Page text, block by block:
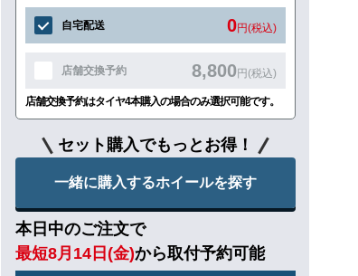
自宅配送 0円(税込)
店舗交換予約 8,800円(税込)
店舗交換予約はタイヤ4本購入の場合のみ選択可能です。
セット購入でもっとお得！
一緒に購入するホイールを探す
本日中のご注文で
最短8月14日(金)から取付予約可能